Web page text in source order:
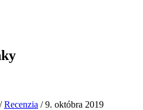
/Recenzia /9. októbra 2019